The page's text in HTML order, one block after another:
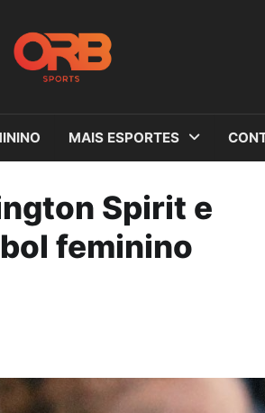
MAIS ESPORTES
Spirit e
feminino